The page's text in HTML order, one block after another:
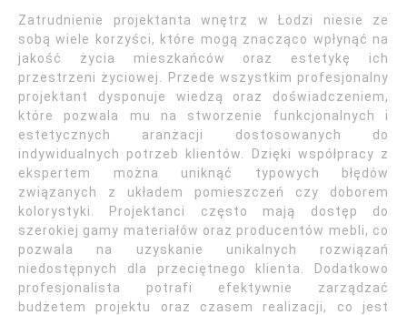
Zatrudnienie projektanta wnętrz w Łodzi niesie ze
sobą wiele korzyści, które mogą znacząco wpłynąć na
jakość życia mieszkańców oraz estetykę ich
przestrzeni życiowej. Przede wszystkim profesjonalny
projektant dysponuje wiedzą oraz doświadczeniem,
które pozwala mu na stworzenie funkcjonalnych i
estetycznych aranżacji dostosowanych do
indywidualnych potrzeb klientów. Dzięki współpracy z
ekspertem można uniknąć typowych błędów
związanych z układem pomieszczeń czy doborem
kolorystyki. Projektanci często mają dostęp do
szerokiej gamy materiałów oraz producentów mebli, co
pozwala na uzyskanie unikalnych rozwiązań
niedostępnych dla przeciętnego klienta. Dodatkowo
profesjonalista potrafi efektywnie zarządzać
budżetem projektu oraz czasem realizacji, co jest